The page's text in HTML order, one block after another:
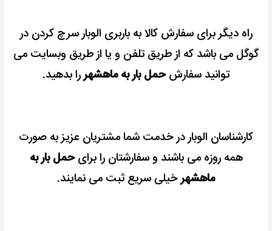
راه دیگر برای سفارش کالا به باربری الوبار سرچ کردن در
گوگل می باشد که از طریق تلفن و یا از طریق وبسایت می
توانید سفارشحمل باربه ماهشهررا بدهید.
کارشناسان الوبار در خدمت شما مشتریان عزیز به صورت
همه روزه می باشند و سفارشتان را برایحمل بار به
ماهشهرخیلی سریع ثبت می نمایند.